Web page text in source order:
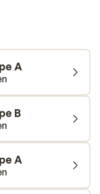
en 1 of 2
boodschappen
Na een dag op de
wellness van
met een mooie
weer
A
B
A